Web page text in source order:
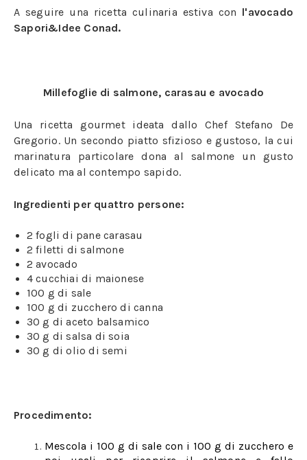
A seguire una ricetta culinaria estiva con l'avocado
Sapori&Idee Conad.
Millefoglie di salmone, carasau e avocado
Una ricetta gourmet ideata dallo Chef Stefano De
Gregorio. Un secondo piatto sfizioso e gustoso, la cui
marinatura particolare dona al salmone un gusto
delicato ma al contempo sapido.
Ingredienti per quattro persone:
2 fogli di pane carasau
2 filetti di salmone
2 avocado
4 cucchiai di maionese
100 g di sale
100 g di zucchero di canna
30 g di aceto balsamico
30 g di salsa di soia
30 g di olio di semi
Procedimento:
Mescola i 100 g di sale con i 100 g di zucchero e